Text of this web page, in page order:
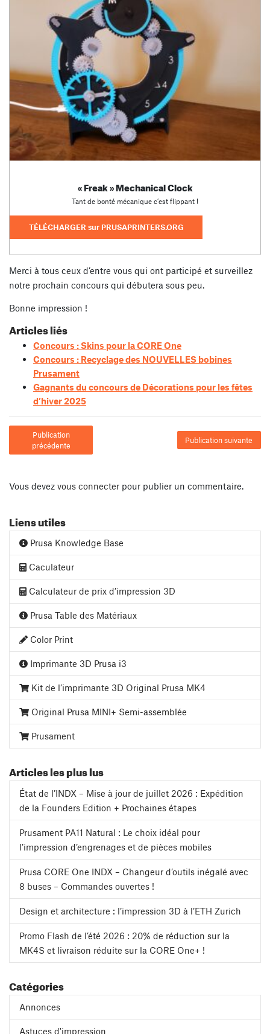
« Freak » Mechanical Clock
Tant de bonté mécanique c’est flippant !
TÉLÉCHARGER sur PRUSAPRINTERS.ORG
Merci à tous ceux d’entre vous qui ont participé et surveillez
notre prochain concours qui débutera sous peu.
Bonne impression !
Articles liés
Concours : Skins pour la CORE One
Concours : Recyclage des NOUVELLES bobines
Prusament
Gagnants du concours de Décorations pour les fêtes
d’hiver 2025
Publication
précédente
Publication suivante
Vous devez vous connecter pour publier un commentaire.
Liens utiles
Prusa Knowledge Base
Caculateur
Calculateur de prix d’impression 3D
Prusa Table des Matériaux
Color Print
Imprimante 3D Prusa i3
Kit de l’imprimante 3D Original Prusa MK4
Original Prusa MINI+ Semi-assemblée
Prusament
Articles les plus lus
État de l’INDX – Mise à jour de juillet 2026 : Expédition
de la Founders Edition + Prochaines étapes
Prusament PA11 Natural : Le choix idéal pour
l’impression d’engrenages et de pièces mobiles
Prusa CORE One INDX – Changeur d’outils inégalé avec
8 buses – Commandes ouvertes !
Design et architecture : l’impression 3D à l’ETH Zurich
Promo Flash de l’été 2026 : 20% de réduction sur la
MK4S et livraison réduite sur la CORE One+ !
Catégories
Annonces
Astuces d'impression